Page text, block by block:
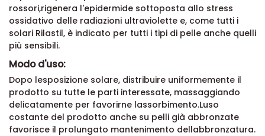
rossori,rigenera l'epidermide sottoposta allo stress
ossidativo delle radiazioni ultraviolette e, come tutti i
solari Rilastil, è indicato per tutti i tipi di pelle anche quelli
più sensibili.
Modo d'uso:
Dopo lesposizione solare, distribuire uniformemente il
prodotto su tutte le parti interessate, massaggiando
delicatamente per favorirne lassorbimento.Luso
costante del prodotto anche su pelli già abbronzate
favorisce il prolungato mantenimento dellabbronzatura.